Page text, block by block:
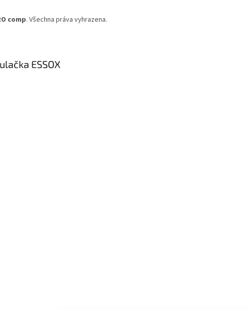
comp. Všechna práva vyhrazena.
ESSOX